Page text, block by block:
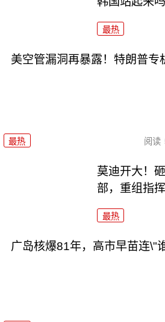
最热
美空管漏洞再暴露！特朗普专
最热 阅读
莫迪开大！
部，重组指
最热
广岛核爆81年，高市早苗连\"